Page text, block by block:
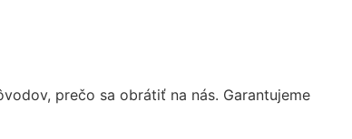
prečo sa obrátiť na nás. Garantujeme